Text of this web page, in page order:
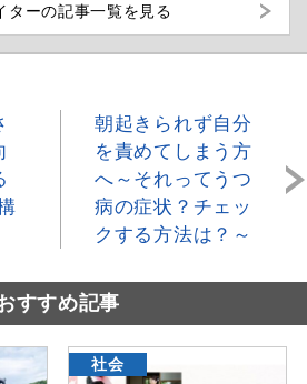
ターの記事一覧を見る
朝起きられず自分
を責めてしまう方
へ～それってうつ
病の症状？チェッ
クする方法は？～
すすめ記事
社会